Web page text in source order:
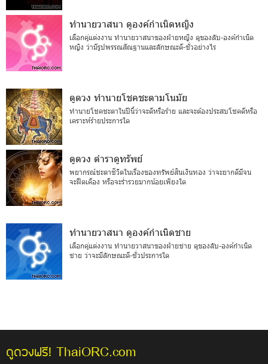
ทำนายวาสนา ดูองค์กำเนิดหญิง
เลือกคู่แต่งงาน ทำนายวาสนาของฝ่ายหญิง ดูของลับ-องค์กำเนิด
หญิง ว่ามีรูปพรรณสัณฐานและลักษณะดี-ชั่วอย่างไร
ดูดวง ทำนายโชคชะตามโนมัย
ทำนายโชคชะตาในปีนี้ว่าจะดีหรือร้าย และจะต้องประสบโชคดีหรือ
เคราะห์ร้ายประการใด
ดูดวง ตำราดูทรัพย์
พยากรณ์ชะตาชีวิตในเรื่องของทรัพย์สินเงินทอง ว่าจะยากดีมีจน
จะฝืดเคือง หรือจะร่ำรวยมากน้อยเพียงใด
ทำนายวาสนา ดูองค์กำเนิดชาย
เลือกคู่แต่งงาน ทำนายวาสนาของฝ่ายชาย ดูของลับ-องค์กำเนิด
ชาย ว่าจะมีลักษณะดี-ชั่วประการใด
ดูดวงฟรี! ThaiORC.com